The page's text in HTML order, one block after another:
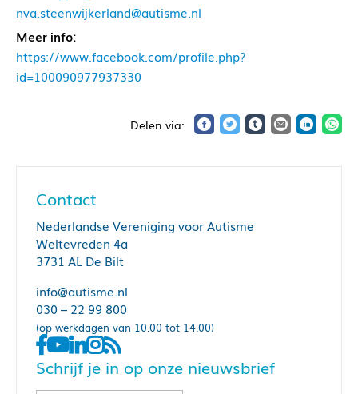
nva.steenwijkerland@autisme.nl
Meer info:
https://www.facebook.com/profile.php?
id=100090977937330
Contact
Nederlandse Vereniging voor Autisme
Weltevreden 4a
3731 AL De Bilt
info@autisme.nl
030 – 22 99 800
(op werkdagen van 10.00 tot 14.00)
Schrijf je in op onze nieuwsbrief